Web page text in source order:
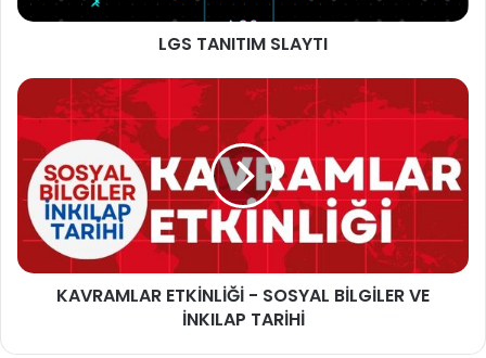
LGS TANITIM SLAYTI
KAVRAMLAR ETKİNLİĞİ - SOSYAL BİLGİLER VE
İNKILAP TARİHİ